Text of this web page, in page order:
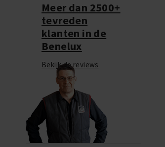
Meer dan 2500+
tevreden
klanten in de
Benelux
Bekijk de reviews